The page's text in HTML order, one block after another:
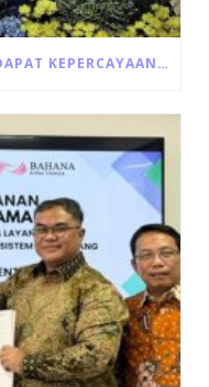
BAHANA ARTHA VENTURA MENDAPAT KEPERCAYAAN UNTUK PENYALURAN LANGSUNG PROGRAM ULTRA MIKRO DARI PEMERINTAH